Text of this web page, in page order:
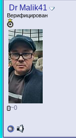
Dr Malik41
Верифицирован
~0